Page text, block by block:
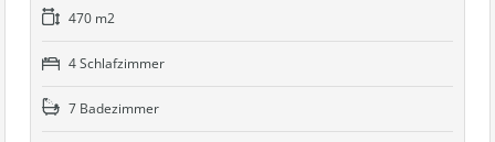
470 m2
4 Schlafzimmer
7 Badezimmer